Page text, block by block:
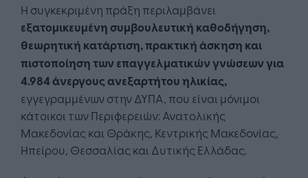
Η συγκεκριμένη πράξη περιλαμβάνει
εξατομικευμένη συμβουλευτική καθοδήγηση,
θεωρητική κατάρτιση, πρακτική άσκηση και
πιστοποίηση των επαγγελματικών γνώσεων για
4.984 άνεργους ανεξαρτήτου ηλικίας,
εγγεγραμμένων στην ΔΥΠΑ, που είναι μόνιμοι
κάτοικοι των Περιφερειών: Ανατολικής
Μακεδονίας και Θράκης, Κεντρικής Μακεδονίας,
Ηπείρου, Θεσσαλίας και Δυτικής Ελλάδας.